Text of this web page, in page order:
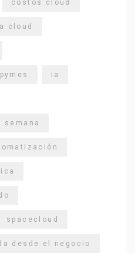
costos cloud
cloud
ia
semana
spacecloud
desde el negocio